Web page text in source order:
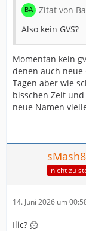
Zitat von
Also kein GVS?
Momentan kein
denen auch neue
Tagen aber wie
bisschen Zeit
neue Namen
nicht zu
14. Juni 2026 um
Ilic? 🫠